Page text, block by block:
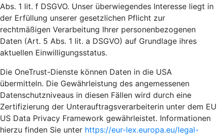
Abs. 1 lit. f DSGVO. Unser überwiegendes Interesse liegt in
der Erfüllung unserer gesetzlichen Pflicht zur
rechtmäßigen Verarbeitung Ihrer personenbezogenen
Daten (Art. 5 Abs. 1 lit. a DSGVO) auf Grundlage ihres
aktuellen Einwilligungsstatus.
Die OneTrust-Dienste können Daten in die USA
übermitteln. Die Gewährleistung des angemessenen
Datenschutzniveaus in diesen Fällen wird durch eine
Zertifizierung der Unterauftragsverarbeiterin unter dem EU
US Data Privacy Framework gewährleistet. Informationen
hierzu finden Sie unter https://eur-lex.europa.eu/legal-